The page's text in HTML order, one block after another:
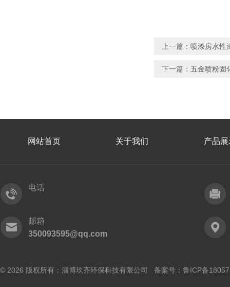
上一篇： 喷漆房水性
下一篇： 五金喷粉固
网站首页 关于我们 产品展
电话
邮箱
350093595@qq.com
© 2026 版权所有：淄博玖齐环保科技有限公司 备案号： 鲁ICP备